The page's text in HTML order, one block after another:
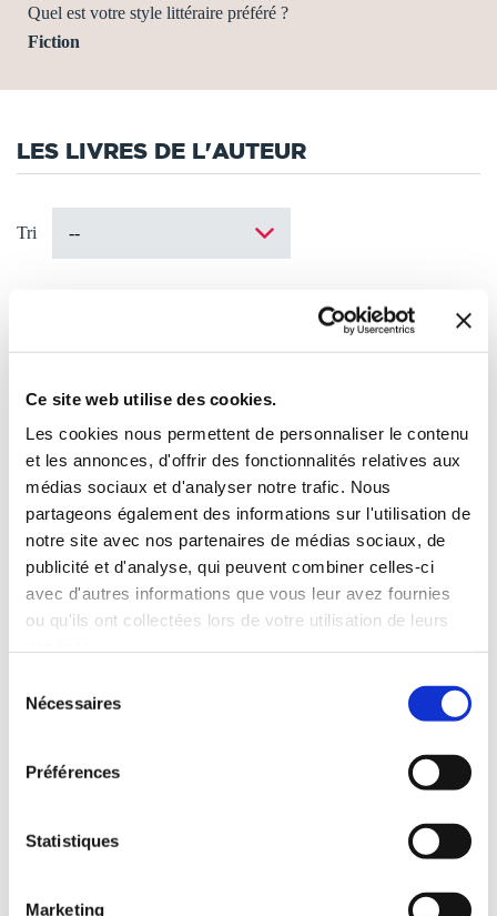
Ce site web utilise des cookies.
Les cookies nous permettent de personnaliser le contenu
et les annonces, d'offrir des fonctionnalités relatives aux
médias sociaux et d'analyser notre trafic. Nous
partageons également des informations sur l'utilisation de
notre site avec nos partenaires de médias sociaux, de
publicité et d'analyse, qui peuvent combiner celles-ci
avec d'autres informations que vous leur avez fournies
ou qu'ils ont collectées lors de votre utilisation de leurs
Nécessaires
Préférences
Statistiques
Marketing
Quel est votre style littéraire préféré ?
Fiction
LES LIVRES DE L'AUTEUR
Tri
ILLUSOIRES